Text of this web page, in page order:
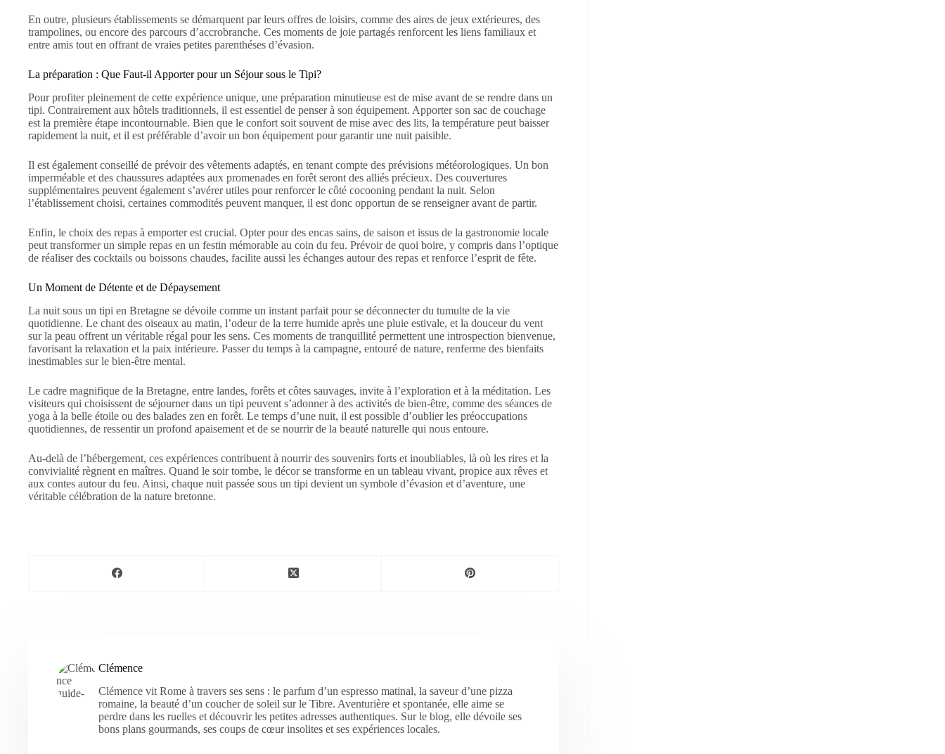
En outre, plusieurs établissements se démarquent par leurs offres de loisirs, comme des aires de jeux extérieures, des
trampolines, ou encore des parcours d’accrobranche. Ces moments de joie partagés renforcent les liens familiaux et
entre amis tout en offrant de vraies petites parenthéses d’évasion.
La préparation : Que Faut-il Apporter pour un Séjour sous le Tipi?
Pour profiter pleinement de cette expérience unique, une préparation minutieuse est de mise avant de se rendre dans un
tipi. Contrairement aux hôtels traditionnels, il est essentiel de penser à son équipement. Apporter son sac de couchage
est la première étape incontournable. Bien que le confort soit souvent de mise avec des lits, la température peut baisser
rapidement la nuit, et il est préférable d’avoir un bon équipement pour garantir une nuit paisible.
Il est également conseillé de prévoir des vêtements adaptés, en tenant compte des prévisions météorologiques. Un bon
imperméable et des chaussures adaptées aux promenades en forêt seront des alliés précieux. Des couvertures
supplémentaires peuvent également s’avérer utiles pour renforcer le côté cocooning pendant la nuit. Selon
l’établissement choisi, certaines commodités peuvent manquer, il est donc opportun de se renseigner avant de partir.
Enfin, le choix des repas à emporter est crucial. Opter pour des encas sains, de saison et issus de la gastronomie locale
peut transformer un simple repas en un festin mémorable au coin du feu. Prévoir de quoi boire, y compris dans l’optique
de réaliser des cocktails ou boissons chaudes, facilite aussi les échanges autour des repas et renforce l’esprit de fête.
Un Moment de Détente et de Dépaysement
La nuit sous un tipi en Bretagne se dévoile comme un instant parfait pour se déconnecter du tumulte de la vie
quotidienne. Le chant des oiseaux au matin, l’odeur de la terre humide après une pluie estivale, et la douceur du vent
sur la peau offrent un véritable régal pour les sens. Ces moments de tranquillité permettent une introspection bienvenue,
favorisant la relaxation et la paix intérieure. Passer du temps à la campagne, entouré de nature, renferme des bienfaits
inestimables sur le bien-être mental.
Le cadre magnifique de la Bretagne, entre landes, forêts et côtes sauvages, invite à l’exploration et à la méditation. Les
visiteurs qui choisissent de séjourner dans un tipi peuvent s’adonner à des activités de bien-être, comme des séances de
yoga à la belle étoile ou des balades zen en forêt. Le temps d’une nuit, il est possible d’oublier les préoccupations
quotidiennes, de ressentir un profond apaisement et de se nourrir de la beauté naturelle qui nous entoure.
Au-delà de l’hébergement, ces expériences contribuent à nourrir des souvenirs forts et inoubliables, là où les rires et la
convivialité règnent en maîtres. Quand le soir tombe, le décor se transforme en un tableau vivant, propice aux rêves et
aux contes autour du feu. Ainsi, chaque nuit passée sous un tipi devient un symbole d’évasion et d’aventure, une
véritable célébration de la nature bretonne.
Clémence
Clémence vit Rome à travers ses sens : le parfum d’un espresso matinal, la saveur d’une pizza
romaine, la beauté d’un coucher de soleil sur le Tibre. Aventurière et spontanée, elle aime se
perdre dans les ruelles et découvrir les petites adresses authentiques. Sur le blog, elle dévoile ses
bons plans gourmands, ses coups de cœur insolites et ses expériences locales.